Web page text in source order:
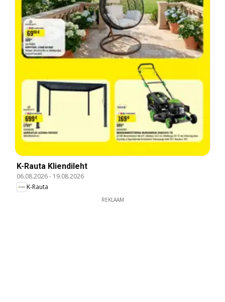
K-Rauta Kliendileht
06.08.2026- 19.08.2026
K-Rauta
REKLAAM